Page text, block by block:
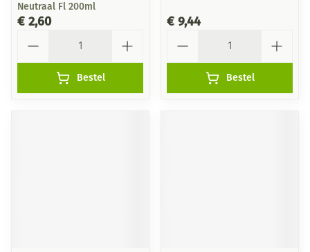
Neutraal Fl 200ml
€ 2,60
Bestel
€ 9,44
Bestel